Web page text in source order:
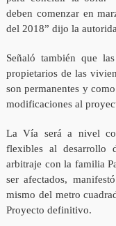
deben comenzar en
del 2018” dijo la
Señaló también que
propietarios de las
son permanentes y
modificaciones al
La Vía será a nivel
flexibles al desarrollo
arbitraje con la familia
ser afectados,
mismo del metro
Proyecto definitivo.